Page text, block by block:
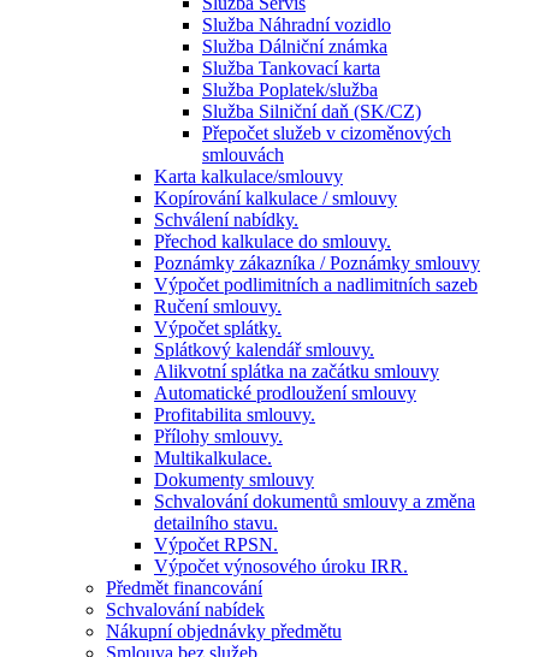
Služba Náhradní vozidlo
Služba Dálniční známka
Služba Tankovací karta
Služba Poplatek/služba
Služba Silniční daň (SK/CZ)
Přepočet služeb v cizoměnových
smlouvách
Karta kalkulace/smlouvy
Kopírování kalkulace / smlouvy
Schválení nabídky.
Přechod kalkulace do smlouvy.
Poznámky zákazníka / Poznámky smlouvy
Výpočet podlimitních a nadlimitních sazeb
Ručení smlouvy.
Výpočet splátky.
Splátkový kalendář smlouvy.
Alikvotní splátka na začátku smlouvy
Automatické prodloužení smlouvy
Profitabilita smlouvy.
Přílohy smlouvy.
Multikalkulace.
Dokumenty smlouvy
Schvalování dokumentů smlouvy a změna
detailního stavu.
Výpočet RPSN.
Výpočet výnosového úroku IRR.
Předmět financování
Schvalování nabídek
Nákupní objednávky předmětu
Smlouva bez služeb